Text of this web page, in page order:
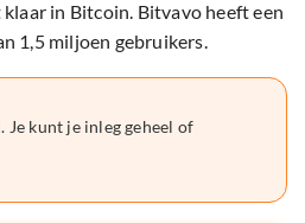
in Bitcoin. Bitvavo heeft een
1,5 miljoen gebruikers.
kunt je inleg geheel of